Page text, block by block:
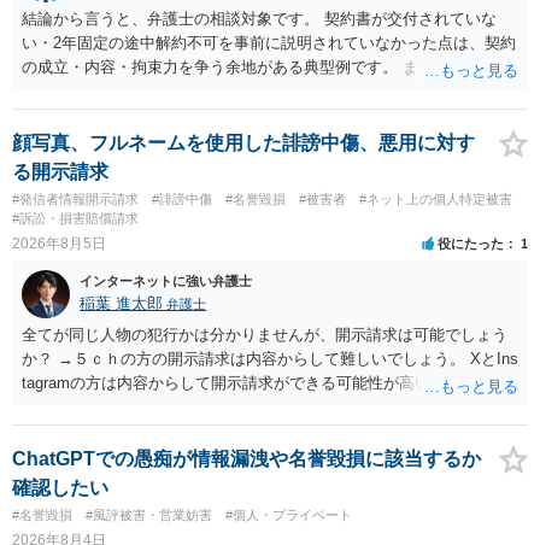
結論から言うと、弁護士の相談対象です。 契約書が交付されていな
い・2年固定の途中解約不可を事前に説明されていなかった点は、契約
の成立・内容・拘束力を争う余地がある典型例です。 まずは、運営と
みてはいかがでしょうか。 また同時並行で（もしまだされていないの
であれば）書面で退所意思の明確化はしておくべきだと考えます。
顔写真、フルネームを使用した誹謗中傷、悪用に対す
る開示請求
#発信者情報開示請求 #誹謗中傷 #名誉毀損 #被害者
#ネット上の個人特定被害
#訴訟・損害賠償請求
2026年8月5日 役にたった 1
インターネットに強い弁護士
稲葉 進太郎 弁護士
全てが同じ人物の犯行かは分かりませんが、開示請求は可能でしょう
か？ →５ｃｈの方の開示請求は内容からして難しいでしょう。 XとIns
tagramの方は内容からして開示請求ができる可能性が高いでしょう。
いでしょう。７月中にアカウントが削除されている場合、今から進め
ても失敗する可能性が高いように思われます。 相手を特定できた場
合、相手に全ての弁護士費用を負担させることは可能でしょうか？ →
訴訟外の交渉で相手方が認めれば負担させることができるでしょう。
訴訟で判決となった場合は、実際の弁護士費用が認められる場合と認
ChatGPTでの愚痴が情報漏洩や名誉毀損に該当するか
確認したい
#名誉毀損 #風評被害・営業妨害 #個人・プライベート
2026年8月4日